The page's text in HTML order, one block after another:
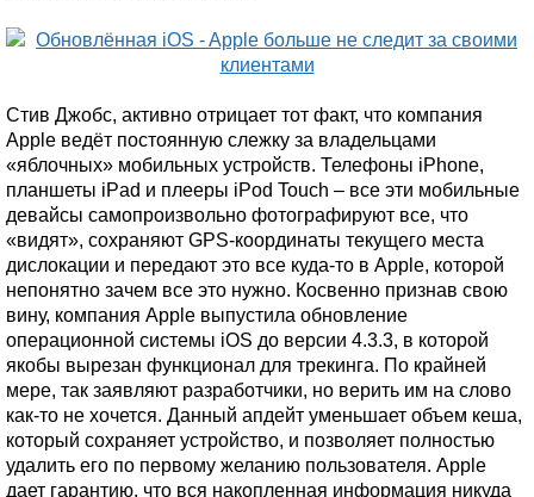
Стив Джобс, активно отрицает тот факт, что компания
Apple ведёт постоянную слежку за владельцами
«яблочных» мобильных устройств. Телефоны iPhone,
планшеты iPad и плееры iPod Touch – все эти мобильные
девайсы самопроизвольно фотографируют все, что
«видят», сохраняют GPS-координаты текущего места
дислокации и передают это все куда-то в Apple, которой
непонятно зачем все это нужно. Косвенно признав свою
вину, компания Apple выпустила обновление
операционной системы iOS до версии 4.3.3, в которой
якобы вырезан функционал для трекинга. По крайней
мере, так заявляют разработчики, но верить им на слово
как-то не хочется. Данный апдейт уменьшает объем кеша,
который сохраняет устройство, и позволяет полностью
удалить его по первому желанию пользователя. Apple
дает гарантию, что вся накопленная информация никуда